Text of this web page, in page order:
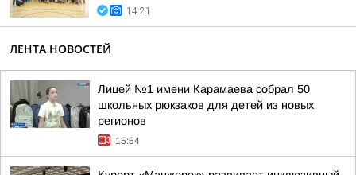
14:21
ЛЕНТА НОВОСТЕЙ
Лицей №1 имени Карамаева собрал 50
школьных рюкзаков для детей из новых
регионов
15:54